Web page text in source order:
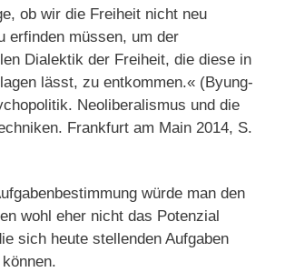
ob wir die Freiheit nicht neu
erfinden müssen, um der
Dialektik der Freiheit, die diese in
lässt, zu entkommen.« (Byung-
Neoliberalismus und die
Frankfurt am Main 2014, S.
würde man den
wohl eher nicht das Potenzial
sich heute stellenden Aufgaben